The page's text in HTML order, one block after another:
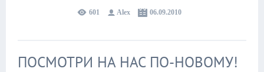
601 Alex 06.09.2010
ПОСМОТРИ НА НАС ПО-НОВОМУ!